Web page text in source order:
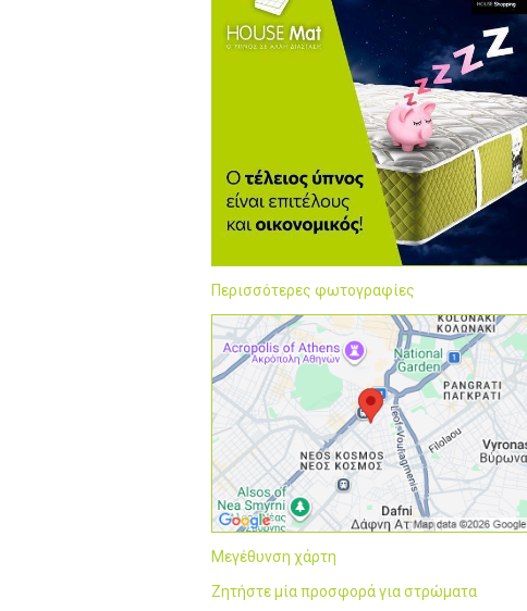
Περισσότερες φωτογραφίες
Μεγέθυνση χάρτη
Ζητήστε μία προσφορά για στρώματα